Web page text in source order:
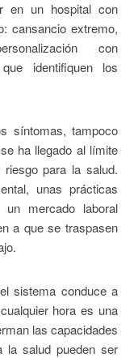
en un hospital con
cansancio extremo,
con
identifiquen los
síntomas, tampoco
ha llegado al límite
para la salud.
unas prácticas
mercado laboral
a que se traspasen
sistema conduce a
hora es una
las capacidades
la salud pueden ser